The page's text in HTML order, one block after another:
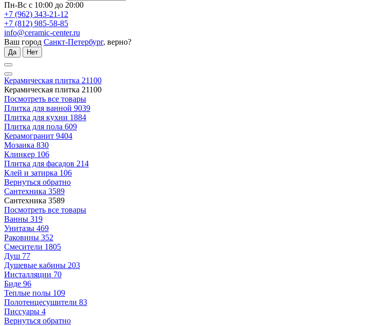
Пн-Вс с 10:00 до 20:00
+7 (962) 343-21-12
+7 (812) 985-58-85
info@ceramic-center.ru
Ваш город Санкт-Петербург, верно?
Да Нет
Керамическая плитка 21100
Керамическая плитка 21100
Посмотреть все товары
Плитка для ванной 9039
Плитка для кухни 1884
Плитка для пола 609
Керамогранит 9404
Мозаика 830
Клинкер 106
Плитка для фасадов 214
Клей и затирка 106
Вернуться обратно
Сантехника 3589
Сантехника 3589
Посмотреть все товары
Ванны 319
Унитазы 469
Раковины 352
Смесители 1805
Душ 77
Душевые кабины 203
Инсталляции 70
Биде 96
Теплые полы 109
Полотенцесушители 83
Писсуары 4
Вернуться обратно